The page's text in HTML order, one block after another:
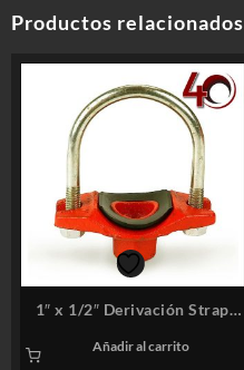
Productos relacionados
1″ x 1/2″ Derivación Strap
Incendios
Añadir al carrito